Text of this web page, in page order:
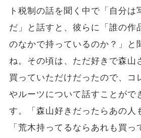
ト税制の話を聞く中で「自分は
だ」と話すと、彼らに「誰の作
のなかで持っているのか？」と
ね。その頃は、ただ好きで森山
買っていただけだったので、コ
やルーツについて話すことがで
す。「森山好きだったらあの人
「荒木持ってるならあれも買